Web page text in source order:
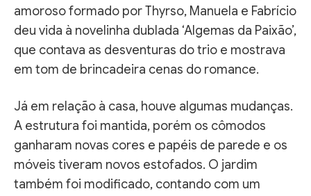
amoroso formado por Thyrso, Manuela e Fabrício
deu vida à novelinha dublada ‘Algemas da Paixão’,
que contava as desventuras do trio e mostrava
em tom de brincadeira cenas do romance.
Já em relação à casa, houve algumas mudanças.
A estrutura foi mantida, porém os cômodos
ganharam novas cores e papéis de parede e os
móveis tiveram novos estofados. O jardim
também foi modificado, contando com um